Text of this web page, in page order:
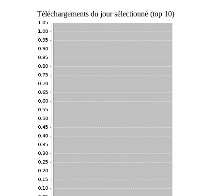
Téléchargements du jour sélectionné (top 10)